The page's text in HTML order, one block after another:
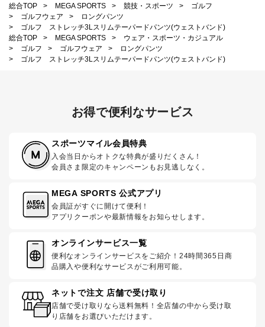
総合TOP
> MEGA SPORTS > 競技・スポーツ >
ゴルフ
>
ゴルフウェア >
ロングパンツ
>
ゴルフ ストレッチ3Lスリムテーパードパンツ(ウェストバンド)
総合TOP
> MEGA SPORTS >
ウェア・スポーツ・カジュアル
>
ゴルフ > ゴルフウェア >
ロングパンツ
>
ゴルフ ストレッチ3Lスリムテーパードパンツ(ウェストバンド)
お得で便利なサービス
スポーツマイル会員特典
入会当日からオトクな特典が盛りだくさん！
会員さま限定のキャンペーンもお見逃しなく。
MEGA SPORTS 公式アプリ
会員証がすぐに開けて便利！
アプリクーポンや最新情報をお知らせします。
オンラインサービス一覧
便利なオンラインサービスをご紹介！24時間365日商
品購入や便利なサービスがご利用可能。
ネットで注文 店舗で受け取り
店舗で受け取りなら送料無料！全店舗の中から受け取
り店舗をお選びいただけます。